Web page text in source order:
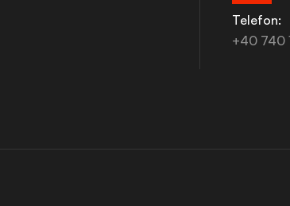
Telefon:
+40 740